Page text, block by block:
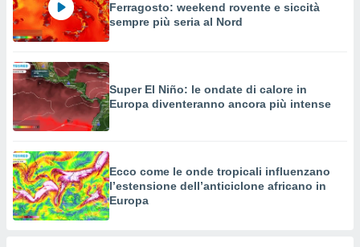
Ferragosto: weekend rovente e siccità
sempre più seria al Nord
Super El Niño: le ondate di calore in
Europa diventeranno ancora più intense
Ecco come le onde tropicali influenzano
l’estensione dell’anticiclone africano in
Europa